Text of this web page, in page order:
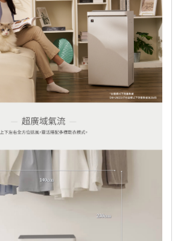
配貨日期、退換貨日期，依
準，原則三個工作天內出
工作天配送完成。（預購
或是另外施工商品服務，因
係，將有專人與您約定安裝
(包括：大型家電、家具
摩器材、車類...等)，我
款確認後，三天內〈不含
有專人與您確認相關配送
。偏遠地區、樓層費及其
皆由廠商於約定配送時一